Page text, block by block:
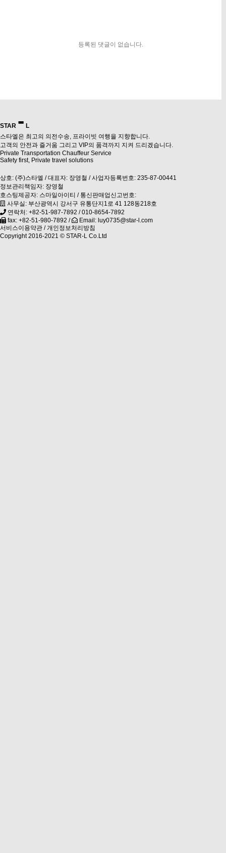
등록된 댓글이 없습니다.
STAR - L
스타엘은 최고의 의전수송, 프라이빗 여행을 지향합니다.
고객의 안전과 즐거움 그리고 VIP의 품격까지 지켜 드리겠습니다.
Private Transportation Chauffeur Service
Safety first, Private travel solutions
상호: (주)스타엘 / 대표자: 장영철 / 사업자등록번호: 235-87-00441
정보관리책임자: 장영철
호스팅제공자: 스마일아이티 / 통신판매업신고번호:
사무실: 부산광역시 강서구 유통단지1로 41 128동218호
연락처: +82-51-987-7892 /010-8654-7892
fax: +82-51-980-7892 /
Email: luy0735@star-l.com
서비스이용약관 / 개인정보처리방침
Copyright 2016-2021 © STAR-L Co.Ltd